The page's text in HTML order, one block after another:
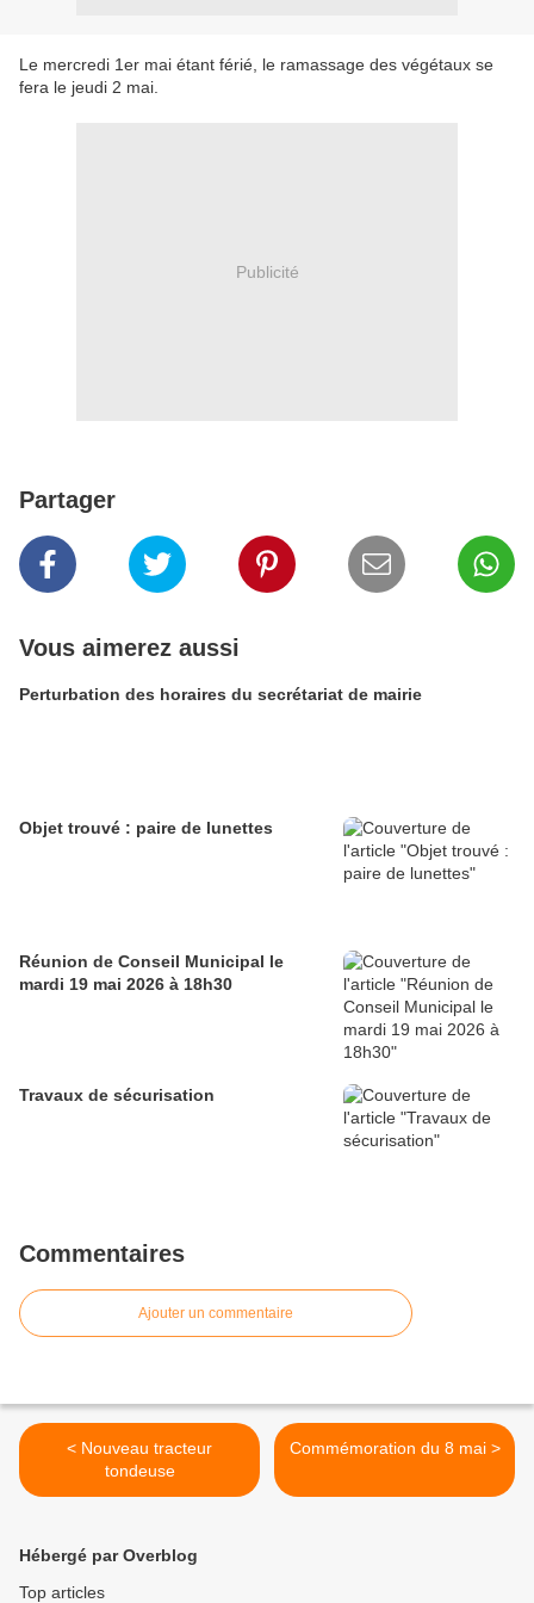
Le mercredi 1er mai étant férié, le ramassage des végétaux se
fera le jeudi 2 mai.
Publicité
Partager
Vous aimerez aussi
Perturbation des horaires du secrétariat de mairie
Objet trouvé : paire de lunettes
Réunion de Conseil Municipal le
mardi 19 mai 2026 à 18h30
Travaux de sécurisation
Commentaires
Ajouter un commentaire
< Nouveau tracteur
tondeuse
Commémoration du 8 mai >
Hébergé par Overblog
Top articles